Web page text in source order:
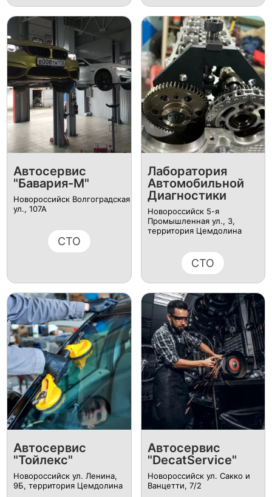
Автосервис
"Бавария-М"
Новороссийск Волгоградская
ул., 107А
СТО
Лаборатория
Автомобильной
Диагностики
Новороссийск 5-я
Промышленная ул., 3,
территория Цемдолина
СТО
Автосервис
"Тойлекс"
Новороссийск ул. Ленина,
9Б, территория Цемдолина
Автосервис
"DecatService"
Новороссийск ул. Сакко и
Ванцетти, 7/2